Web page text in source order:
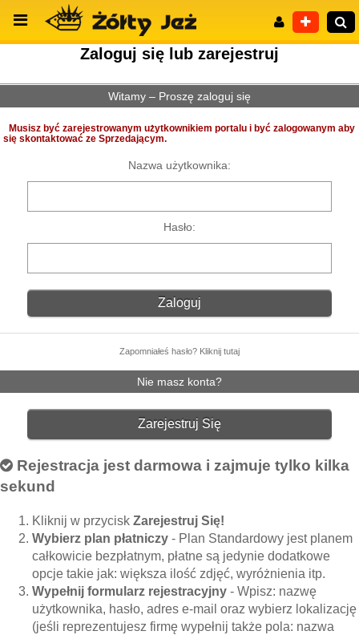
Wyszukiwanie zaawansowane
Zaloguj się lub zarejestruj
Witamy – Proszę zaloguj się
Musisz być zarejestrowanym użytkownikiem portalu i być zalogowanym aby
się skontaktować ze Sprzedającym.
Nazwa użytkownika:
Hasło:
Zapomniałeś hasło? Kliknij tutaj
Nie masz konta?
Zarejestruj Się
Rejestracja jest darmowa i zajmuje tylko kilka
sekund
Kliknij w przycisk Zarejestruj Się!
Wybierz plan płatniczy - Plan Standardowy jest planem
całkowicie bezpłatnym, płatne są jedynie dodatkowe
opcje takie jak: większa ilość zdjęć, wyróżnienia itp.
Wypełnij formularz rejestracyjny - Wpisz: nazwę
użytkownika, hasło, adres e-mail oraz wybierz lokalizację
(jeśli reprezentujesz firmę wypełnij także pola: nazwa